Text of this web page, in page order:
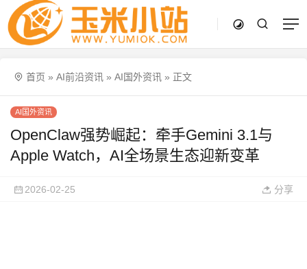
首页 » AI前沿资讯 » AI国外资讯 » 正文
AI国外资讯
OpenClaw强势崛起：牵手Gemini 3.1与
Apple Watch，AI全场景生态迎新变革
2026-02-25 分享